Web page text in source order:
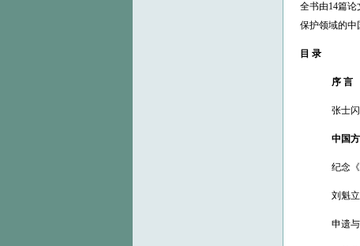
全书由14篇论
保护领域的中
目 录
序 言
张士闪
中国
纪念
刘魁立
申遗